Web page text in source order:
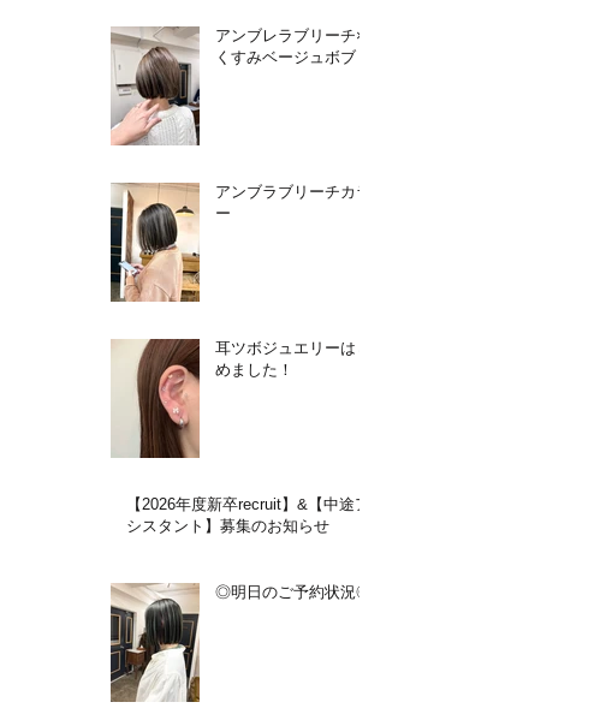
アンブレラブリーチ×
くすみベージュボブ
アンブラブリーチカラ
ー
耳ツボジュエリーはじ
めました！
【2026年度新卒recruit】&【中途ア
シスタント】募集のお知らせ
◎明日のご予約状況◎